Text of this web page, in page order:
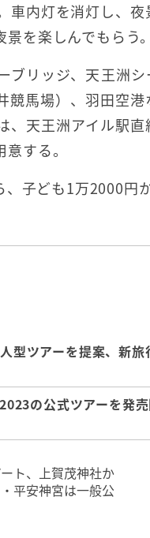
車内灯を消灯し、
を楽しんでもらう。
ブリッジ、天王洲シ
競馬場）、羽田空
、天王洲アイル駅
する。
子ども1万2000円
型ツアーを提案、新
の公式ツアーを発
ト、上賀茂神社か
平安神宮は一般公